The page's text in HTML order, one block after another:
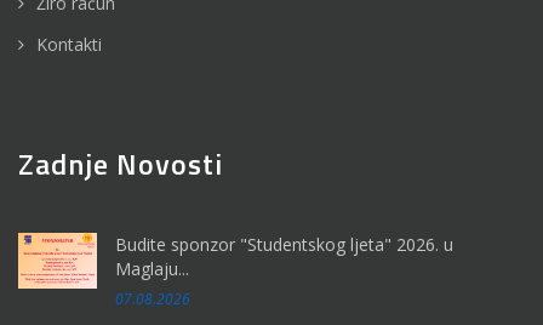
Kontakti
Zadnje Novosti
Budite sponzor "Studentskog ljeta" 2026. u
Maglaju...
07.08.2026